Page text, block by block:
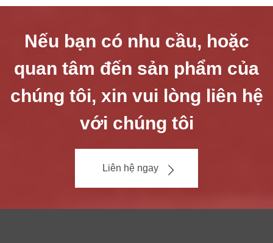
Nếu bạn có nhu cầu, hoặc
quan tâm đến sản phẩm của
chúng tôi, xin vui lòng liên hệ
với chúng tôi
Liên hệ ngay